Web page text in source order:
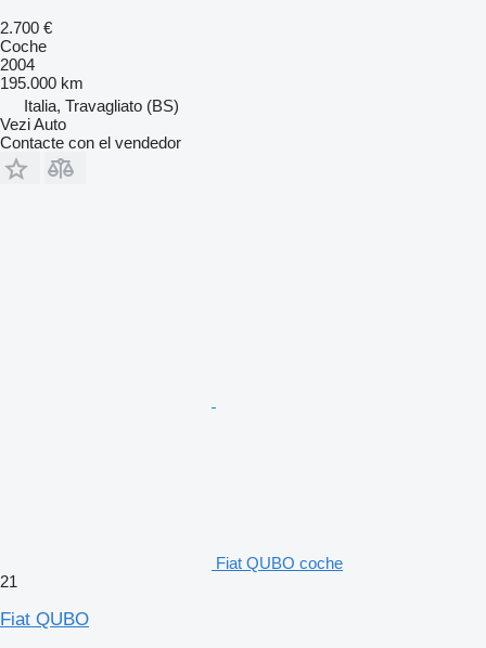
2.700 €
Coche
2004
195.000 km
Italia, Travagliato (BS)
Vezi Auto
Contacte con el vendedor
Fiat QUBO coche
21
Fiat QUBO